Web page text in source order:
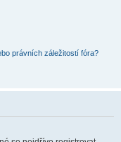
právních záležitostí fóra?